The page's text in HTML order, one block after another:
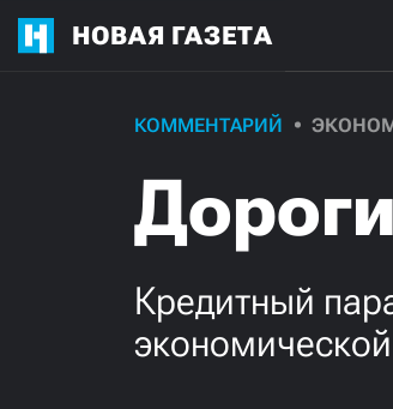
НОВАЯ ГАЗЕТА
КОММЕНТАРИЙ
Кредитный